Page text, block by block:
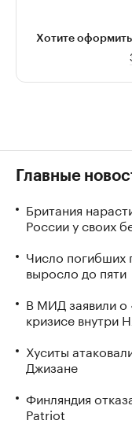
Хотите
Главные
Британия
России у своих
Число погибших
выросло до пяти
В МИД заявили о
кризисе внутри
Хуситы
Джизане
Финляндия
Patriot